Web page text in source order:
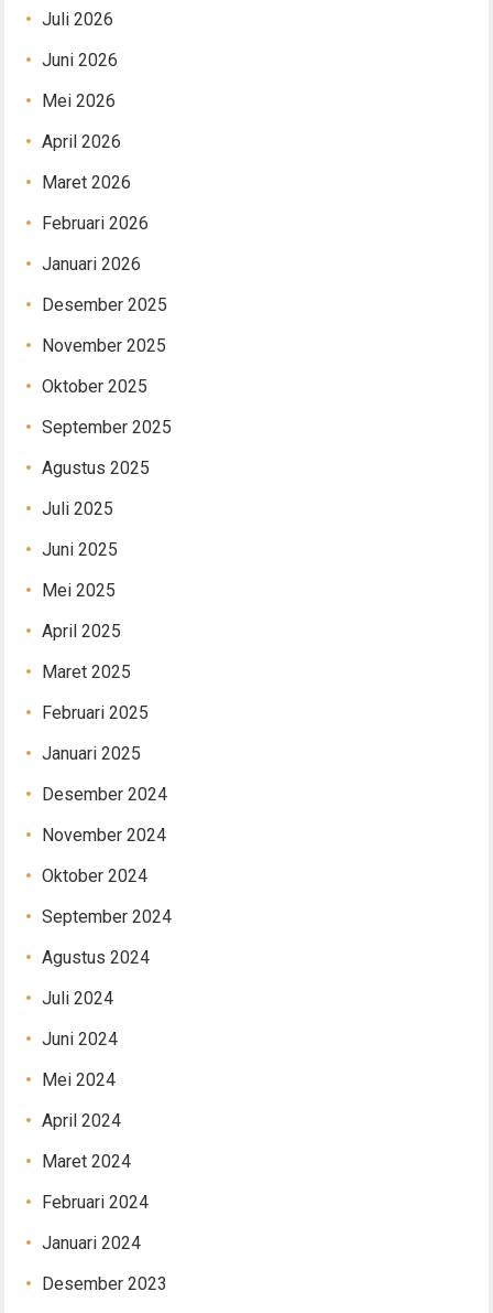
Juli 2026
Juni 2026
Mei 2026
April 2026
Maret 2026
Februari 2026
Januari 2026
Desember 2025
November 2025
Oktober 2025
September 2025
Agustus 2025
Juli 2025
Juni 2025
Mei 2025
April 2025
Maret 2025
Februari 2025
Januari 2025
Desember 2024
November 2024
Oktober 2024
September 2024
Agustus 2024
Juli 2024
Juni 2024
Mei 2024
April 2024
Maret 2024
Februari 2024
Januari 2024
Desember 2023